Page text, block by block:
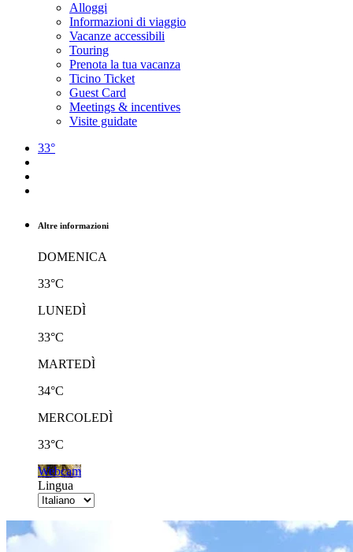
Alloggi
Informazioni di viaggio
Vacanze accessibili
Touring
Prenota la tua vacanza
Ticino Ticket
Guest Card
Meetings & incentives
Visite guidate
33°
Altre informazioni
DOMENICA
33°C
LUNEDÌ
33°C
MARTEDÌ
34°C
MERCOLEDÌ
33°C
Webcam
Lingua